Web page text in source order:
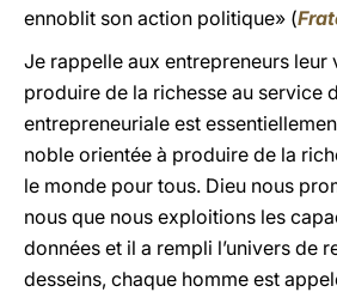
ennoblit son action politique» (
Je rappelle aux entrepreneurs
produire de la richesse au service
entrepreneuriale est
noble orientée à produire de la
le monde pour tous. Dieu nous
nous que nous exploitions les
données et il a rempli l’univers de
desseins, chaque homme est